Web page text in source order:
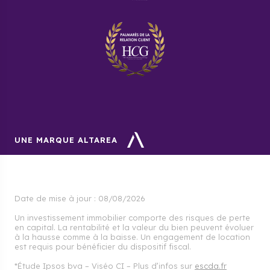
UNE MARQUE ALTAREA
Date de mise à jour : 08/08/2026
Un investissement immobilier comporte des risques de perte
en capital. La rentabilité et la valeur du bien peuvent évoluer
à la hausse comme à la baisse. Un engagement de location
est requis pour bénéficier du dispositif fiscal.
*Étude Ipsos bva – Viséo CI – Plus d’infos sur escda.fr